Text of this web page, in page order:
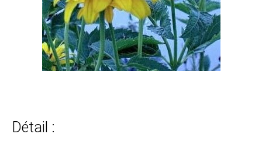
Détail :